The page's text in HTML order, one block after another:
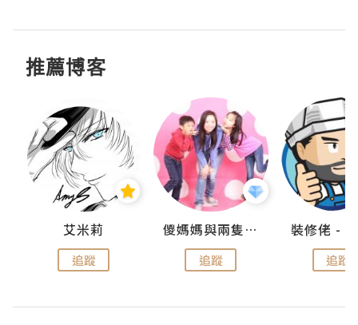
推薦博客
艾米莉
追蹤
儍媽媽與兩隻小魔怪之家
追蹤 追蹤